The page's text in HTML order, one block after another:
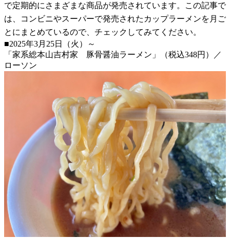
で定期的にさまざまな商品が発売されています。この記事で
は、コンビニやスーパーで発売されたカップラーメンを月ご
とにまとめているので、チェックしてみてください。
■2025年3月25日（火）～
「家系総本山吉村家 豚骨醤油ラーメン」（税込348円）／
ローソン